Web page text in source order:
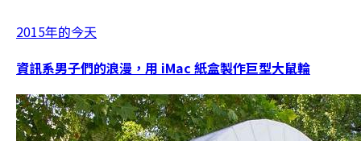
2015年的今天
資訊系男子們的浪漫，用 iMac 紙盒製作巨型大鼠輪